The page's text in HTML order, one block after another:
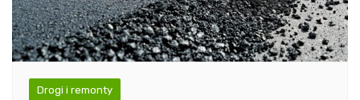
Drogi i remonty